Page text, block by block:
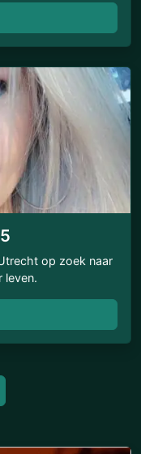
op zoek naar
leven.